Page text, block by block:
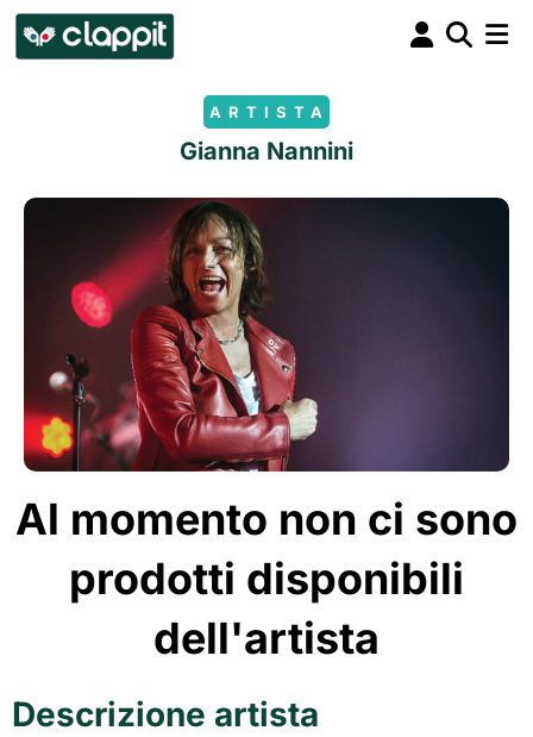
ARTISTA
Gianna Nannini
Al momento non ci sono
prodotti disponibili
dell'artista
Descrizione artista